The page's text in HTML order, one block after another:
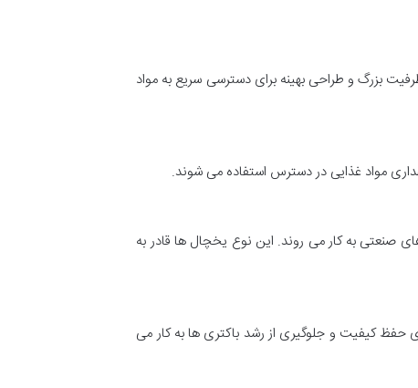
بزرگ و طراحی بهینه برای دسترسی سریع به مواد
مواد غذایی در دسترس استفاده می شوند.
صنعتی به کار می روند. این نوع یخچال ها قادر به
حفظ کیفیت و جلوگیری از رشد باکتری ها به کار می